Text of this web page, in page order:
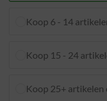
Koop 6 - 14
Koop 15 - 24
Koop 25+ artikelen